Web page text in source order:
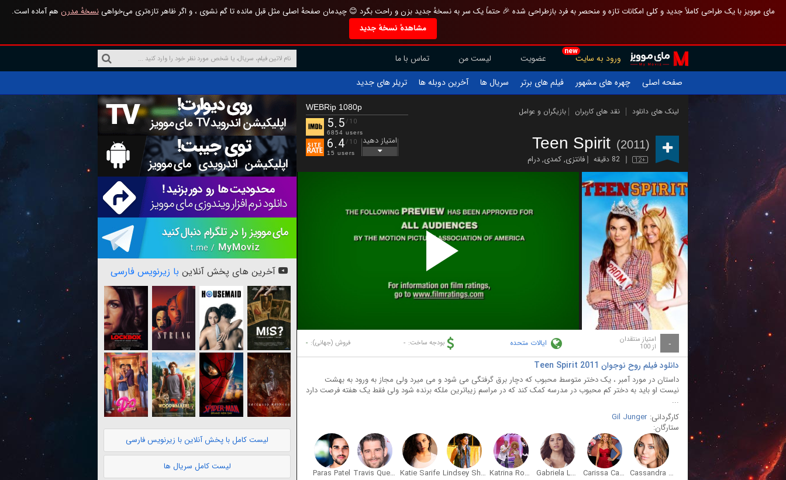
مای موویز با یک طراحی کاملاً جدید و کلی امکانات تازه و منحصر به فرد بازطراحی شده 🎉 حتماً یک سر به نسخهٔ جدید بزن و راحت بگرد 😊 چیدمان صفحهٔ اصلی مثل قبل مانده تا گم نشوی ، و اگر ظاهر تازه‌تری می‌خواهینسخهٔ مدرن هم آماده است.
مشاهدهٔ نسخهٔ جدید
new
ورود به سایت عضویت لیست من
تماس با ما
صفحه اصلی
چهره های مشهور فیلم های برتر سریال ها آخرین دوبله ها تریلر های جدید
لینک های دانلود نقد های کاربران بازیگران و عوامل
Teen Spirit (2011)
12+ 82 دقیقه فانتزی,کمدی,درام
WEBRip 1080p
5.5/10
6854 users
6.4/10
15 users
امتیاز دهید
Play
Video
- امتیاز منتقدان
از 100 ایالات متحده بودجه ساخت: - فروش (جهانی): -
دانلود فیلم روح نوجوان Teen Spirit 2011
داستان در مورد آمبر ، یک دختر متوسط ​​محبوب که دچار برق گرفتگی می شود و می میرد ولی مجاز به ورود به بهشت
نیست او باید به دختر کم محبوب در مدرسه کمک کند که در مراسم زیباترین ملکه برنده شود ولی فقط یک هفته فرصت دارد
...
کارگردانی: Gil Junger
ستارگان:
Cassandra Scerbo
Carissa Capobianco
Gabriela Lopez
Katrina Rose Tandy
Lindsey Shaw
Katie Sarife
Travis Quentin Young
Paras Patel
آخرین های پخش آنلاین با زیرنویس فارسی
لیست کامل با پخش آنلاین با زیرنویس فارسی
لیست کامل سریال ها